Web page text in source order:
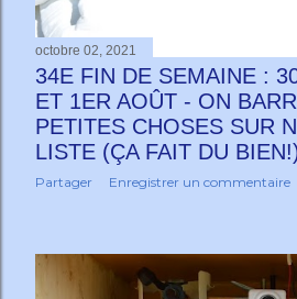
octobre 02, 2021
34E FIN DE SEMAINE :
ET 1ER AOÛT - ON
PETITES CHOSES SUR
LISTE (ÇA FAIT DU
Partager Enregistrer un commentaire